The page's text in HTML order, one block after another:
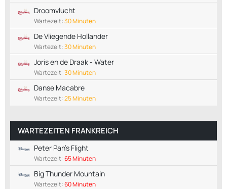
Droomvlucht
Wartezeit:30 Minuten
De Vliegende Hollander
Wartezeit:30 Minuten
Joris en de Draak - Water
Wartezeit:30 Minuten
Danse Macabre
Wartezeit:25 Minuten
WARTEZEITEN FRANKREICH
Peter Pan's Flight
Wartezeit:65 Minuten
Big Thunder Mountain
Wartezeit:60 Minuten